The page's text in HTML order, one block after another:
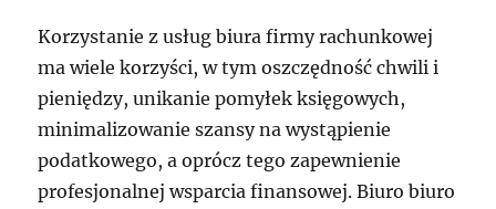
Korzystanie z usług biura firmy rachunkowej
ma wiele korzyści, w tym oszczędność chwili i
pieniędzy, unikanie pomyłek księgowych,
minimalizowanie szansy na wystąpienie
podatkowego, a oprócz tego zapewnienie
profesjonalnej wsparcia finansowej. Biuro biuro